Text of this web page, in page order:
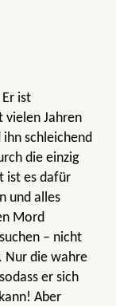
ist
vielen Jahren
schleichend
die einzig
ist es dafür
und alles
Mord
– nicht
Nur die wahre
er sich
Aber